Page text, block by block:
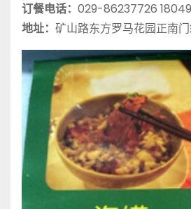
订餐电话： 029-86237726
地址： 矿山路东方罗马花园正南